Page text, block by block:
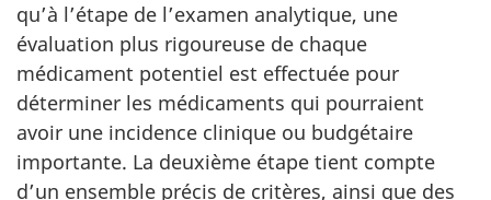
qu’à l’étape de l’examen analytique, une
évaluation plus rigoureuse de chaque
médicament potentiel est effectuée pour
déterminer les médicaments qui pourraient
avoir une incidence clinique ou budgétaire
importante. La deuxième étape tient compte
d’un ensemble précis de critères, ainsi que des